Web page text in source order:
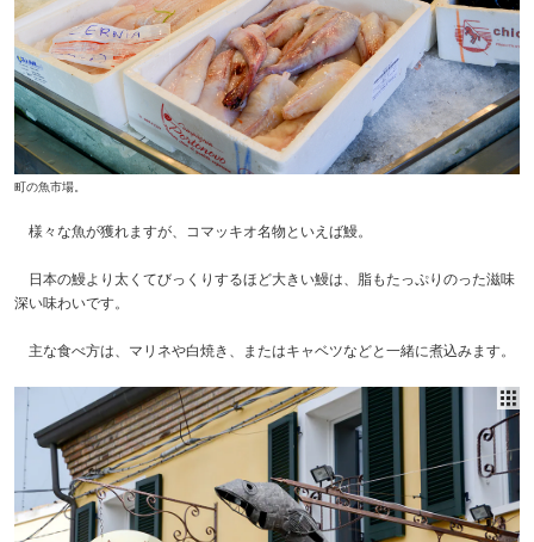
町の魚市場。
様々な魚が獲れますが、コマッキオ名物といえば鰻。
日本の鰻より太くてびっくりするほど大きい鰻は、脂もたっぷりのった滋味
深い味わいです。
主な食べ方は、マリネや白焼き、またはキャベツなどと一緒に煮込みます。